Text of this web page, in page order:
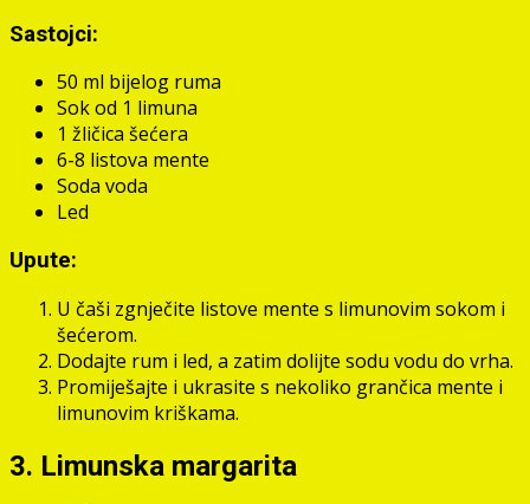
Sastojci:
50 ml bijelog ruma
Sok od 1 limuna
1 žličica šećera
6-8 listova mente
Soda voda
Led
Upute:
U čaši zgnječite listove mente s limunovim sokom i
šećerom.
Dodajte rum i led, a zatim dolijte sodu vodu do vrha.
Promiješajte i ukrasite s nekoliko grančica mente i
limunovim kriškama.
3. Limunska margarita